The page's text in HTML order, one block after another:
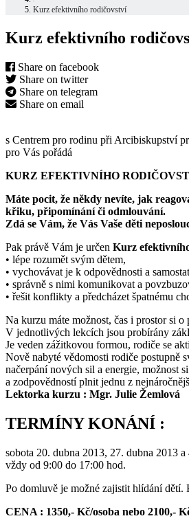
Kurz efektivního rodičovství
Kurz efektivního
Share on facebook
Share on twitter
Share on telegram
Share on email
s Centrem pro rodinu při Arcibiskupství
pro Vás pořádá
KURZ EFEKTIVNÍHO
Máte pocit, že někdy nevíte, jak
křiku, připomínání či odmlouvání.
Zdá se Vám, že Vás Vaše děti
Pak právě Vám je určen Kurz
• lépe rozumět svým dětem,
• vychovávat je k odpovědnosti a
• správně s nimi komunikovat a
• řešit konflikty a předcházet špatnému
Na kurzu máte možnost, čas i prostor si
V jednotlivých lekcích jsou probírány
Je veden zážitkovou formou, rodiče se
Nově nabyté vědomosti rodiče postupně
načerpání nových sil a energie, možnost
a zodpovědností plnit jednu z
Lektorka kurzu : Mgr. Julie Žemlová
TERMÍNY KONÁNÍ :
sobota 20. dubna 2013, 27. dubna 2013
vždy od 9:00 do 17:00 hod.
Po domluvě je možné zajistit hlídání
CENA : 1350,- Kč/osoba nebo 2100,-